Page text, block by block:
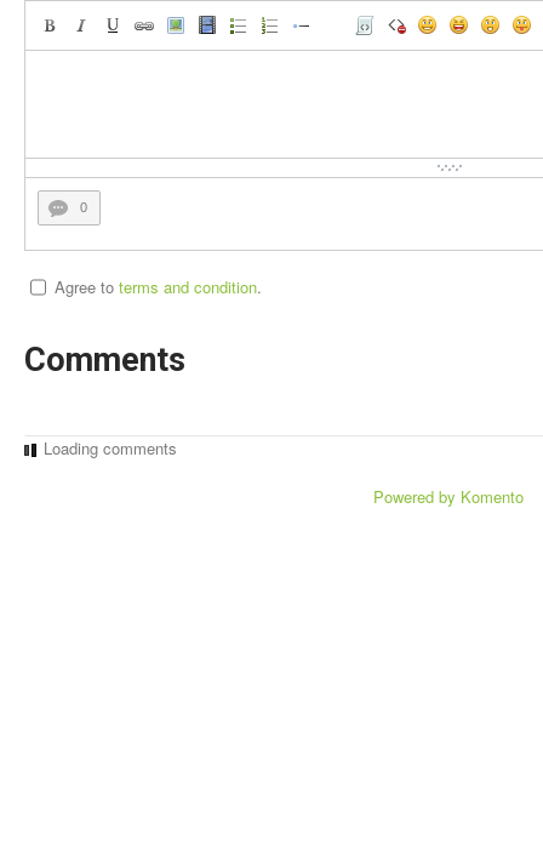
0
Agree to terms and condition.
Comments
Loading comments
Powered by Komento